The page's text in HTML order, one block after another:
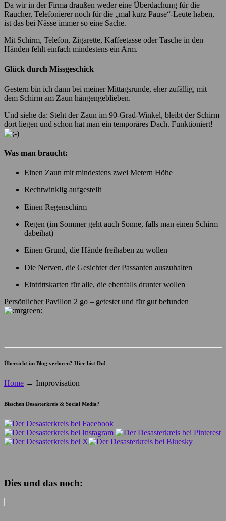
Da wir in der Firma draußen weder eine Überdachung für die
Raucher, Telefonierer noch für die „mal kurz Pause“-Leute haben,
ist das bei Nässe immer so eine Sache.
Mit Schirm, Telefon, Zigarette, Kaffeetasse oder Tasche in den
Händen fehlt einfach mindestens ein Arm.
Glück durch Missgeschick
Gestern bin ich dann bei meiner Mittagsrunde, eher zufällig, mit
dem Schirm am Zaun hängengeblieben.
Und siehe da: Steht der Zaun im 90-Grad-Winkel, bleibt der Schirm
dort liegen und schon hat man ein temporäres Dach. Funktioniert!
Was man braucht:
Einen Zaun mit mindestens zwei Metern Höhe
Rechtwinklig aufgestellt
Einen Regenschirm
Regen (im Sommer geht auch Sonne, falls man einen Schirm
dabeihat)
Einen Grund, die Hände freihaben zu wollen
Die Nerven, die Gesichter der Passanten auszuhalten
Eintrittskarten für alle, die ebenfalls drunter wollen
Persönlicher Pavillon 2 go – getestet und für gut befunden
Übersicht im Blog verloren? Hier bist Du!
Home → Improvisation
Bisschen Desasterkreis & Social Media?
Dies und das noch: